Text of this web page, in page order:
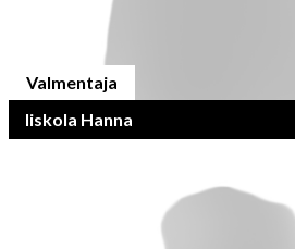
Valmentaja
Iiskola Hanna